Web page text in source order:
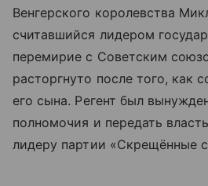
Венгерского королевства
считавшийся лидером
перемирие с Советским
расторгнуто после того, как
его сына. Регент был
полномочия и передать
лидеру партии «Скрещённые